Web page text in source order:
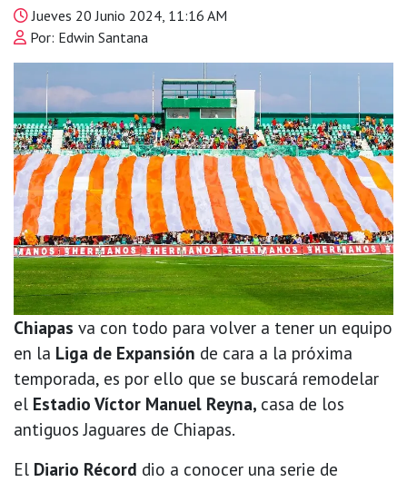
Jueves 20 Junio 2024, 11:16 AM
Por: Edwin Santana
Chiapas va con todo para volver a tener un equipo
en la Liga de Expansión de cara a la próxima
temporada, es por ello que se buscará remodelar
el Estadio Víctor Manuel Reyna, casa de los
antiguos Jaguares de Chiapas.
El Diario Récord dio a conocer una serie de